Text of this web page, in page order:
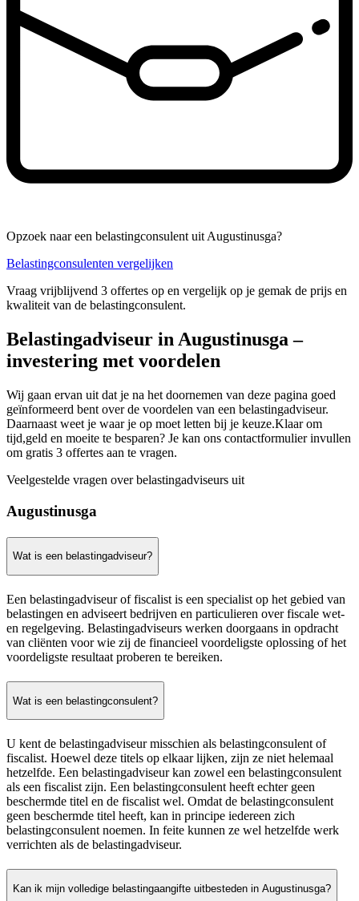
Opzoek naar een belastingconsulent uit Augustinusga?
Belastingconsulenten vergelijken
Vraag vrijblijvend 3 offertes op en vergelijk op je gemak de prijs en
kwaliteit van de belastingconsulent.
Belastingadviseur in Augustinusga –
investering met voordelen
Wij gaan ervan uit dat je na het doornemen van deze pagina goed
geïnformeerd bent over de voordelen van een belastingadviseur.
Daarnaast weet je waar je op moet letten bij je keuze.Klaar om
tijd,geld en moeite te besparen? Je kan ons contactformulier invullen
om gratis 3 offertes aan te vragen.
Veelgestelde vragen over belastingadviseurs uit
Augustinusga
Wat is een belastingadviseur?
Een belastingadviseur of fiscalist is een specialist op het gebied van
belastingen en adviseert bedrijven en particulieren over fiscale wet-
en regelgeving. Belastingadviseurs werken doorgaans in opdracht
van cliënten voor wie zij de financieel voordeligste oplossing of het
voordeligste resultaat proberen te bereiken.
Wat is een belastingconsulent?
U kent de belastingadviseur misschien als belastingconsulent of
fiscalist. Hoewel deze titels op elkaar lijken, zijn ze niet helemaal
hetzelfde. Een belastingadviseur kan zowel een belastingconsulent
als een fiscalist zijn. Een belastingconsulent heeft echter geen
beschermde titel en de fiscalist wel. Omdat de belastingconsulent
geen beschermde titel heeft, kan in principe iedereen zich
belastingconsulent noemen. In feite kunnen ze wel hetzelfde werk
verrichten als de belastingadviseur.
Kan ik mijn volledige belastingaangifte uitbesteden in Augustinusga?